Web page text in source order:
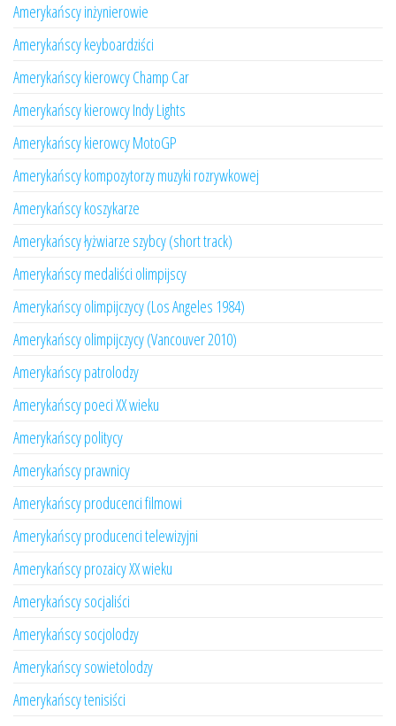
Amerykańscy inżynierowie
Amerykańscy keyboardziści
Amerykańscy kierowcy Champ Car
Amerykańscy kierowcy Indy Lights
Amerykańscy kierowcy MotoGP
Amerykańscy kompozytorzy muzyki rozrywkowej
Amerykańscy koszykarze
Amerykańscy łyżwiarze szybcy (short track)
Amerykańscy medaliści olimpijscy
Amerykańscy olimpijczycy (Los Angeles 1984)
Amerykańscy olimpijczycy (Vancouver 2010)
Amerykańscy patrolodzy
Amerykańscy poeci XX wieku
Amerykańscy politycy
Amerykańscy prawnicy
Amerykańscy producenci filmowi
Amerykańscy producenci telewizyjni
Amerykańscy prozaicy XX wieku
Amerykańscy socjaliści
Amerykańscy socjolodzy
Amerykańscy sowietolodzy
Amerykańscy tenisiści